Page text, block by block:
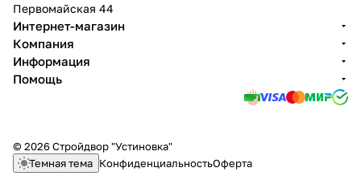
Первомайская 44
Интернет-магазин
Компания
Информация
Помощь
© 2026 Стройдвор "Устиновка"
Темная тема КонфиденциальностьОферта